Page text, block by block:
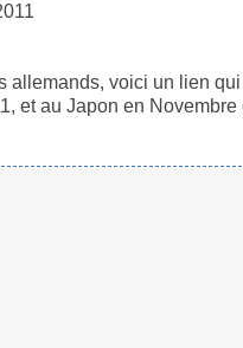
allemands, voici un lien
et au Japon en Novembre